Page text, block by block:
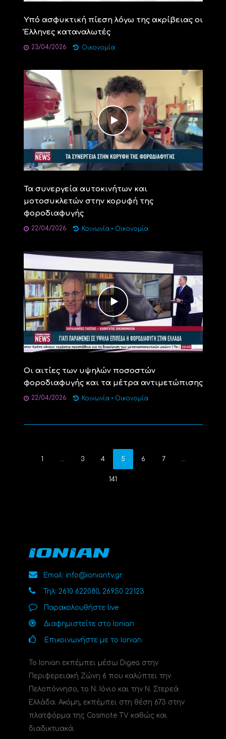
Υπό ασφυκτική πίεση λόγω της ακρίβειας οι
Έλληνες καταναλωτές
23/04/2026 Οικονομία
Τα συνεργεία αυτοκινήτων και
μοτοσυκλετών στην κορυφή της
φοροδιαφυγής
22/04/2026 Κοινωνία • Οικονομία
Οι αιτίες των υψηλών ποσοστών
φοροδιαφυγής και τα μέτρα αντιμετώπισης
22/04/2026 Κοινωνία • Οικονομία
1 3 4 5 6 7
141
Email: info@ioniantv.gr
Τηλ: 2610 622080, 26950 22123
Παρακολουθήστε live
Διαφημιστείτε στο Ionian
Επικοινωνήστε με το Ionian
Το Ionian εκπέμπει μέσω Digea στην
Περιφερειακή Ζώνη 6 που καλύπτει την
Πελοπόννησο, το N. Ιόνιο και την Ν. Στερεά
Ελλάδα. Ακόμη, εκπέμπει στη θέση 673 στην
πλατφόρμα της Cosmote TV καθώς και
διαδικτυακά.